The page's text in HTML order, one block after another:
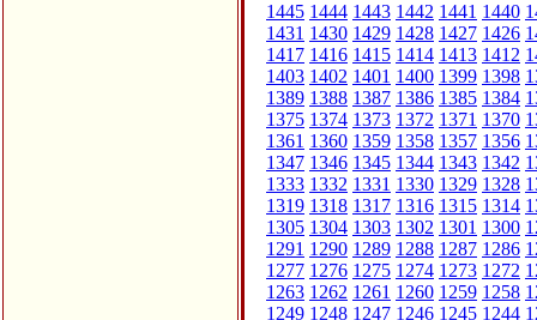
1445 1444 1443 1442 1441 1440
1431 1430 1429 1428 1427 1426
1417 1416 1415 1414 1413 1412
1403 1402 1401 1400 1399 1398
1389 1388 1387 1386 1385 1384
1375 1374 1373 1372 1371 1370
1361 1360 1359 1358 1357 1356
1347 1346 1345 1344 1343 1342
1333 1332 1331 1330 1329 1328
1319 1318 1317 1316 1315 1314
1305 1304 1303 1302 1301 1300
1291 1290 1289 1288 1287 1286
1277 1276 1275 1274 1273 1272
1263 1262 1261 1260 1259 1258
1249 1248 1247 1246 1245 1244